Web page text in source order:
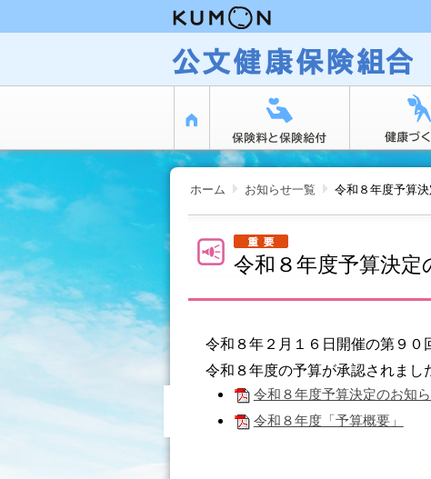
ホーム お知らせ一覧 令和８年度予算決
令和８年度予算決定
令和８年２月１６日開催の第９０
令和８年度の予算が承認されまし
令和８年度予算決定のお知ら
令和８年度「予算概要」